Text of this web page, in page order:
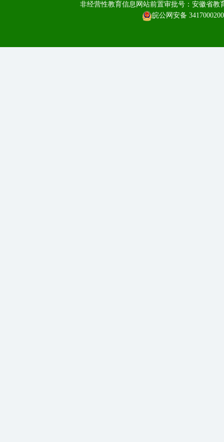
非经营性教育信息网站前置审批号：安徽省
皖公网安备